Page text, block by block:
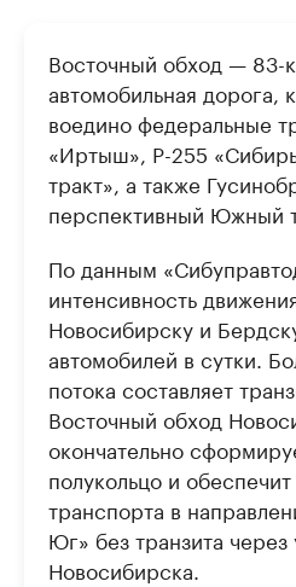
Восточный обход — 83-
автомобильная дорога,
воедино федеральные
«Иртыш», Р-255
тракт», а также
перспективный Южный
По данным
интенсивность
Новосибирску и
автомобилей в сутки.
потока составляет
Восточный обход
окончательно
полукольцо и
транспорта в
Юг» без транзита через
Новосибирска.